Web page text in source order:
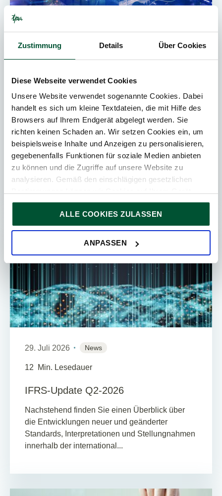
Zustimmung Details Über Cookies
Diese Webseite verwendet Cookies
Unsere Website verwendet sogenannte Cookies. Dabei
handelt es sich um kleine Textdateien, die mit Hilfe des
Browsers auf Ihrem Endgerät abgelegt werden. Sie
richten keinen Schaden an. Wir setzen Cookies ein, um
beispielsweise Inhalte und Anzeigen zu personalisieren,
gegebenenfalls Funktionen für soziale Medien anbieten
zu können und die Zugriffe auf unsere Website zu
analysieren. Gemäß den einschlägigen gesetzlichen
speichern, wenn diese für den Betrieb unserer Website
unbedingt notwendig sind. Für alle anderen Cookie-Typen
ersuchen wir um Ihre Einwilligung.
Sie können Ihre Einwilligung jederzeit in der
ALLE COOKIES ZULASSEN
ANPASSEN
30. Juli 2026 News
EUGH „Nova Iberomoldes“ – BMF klärt
Grunderwerbsteuer bei
Umstrukturierungen
Mit Urteil vom 4. Juni 2026 (Rs C 837/24 – Nova
Iberomoldes) hat der EuGH zur
Grunderwerbsteuer bei einer
Sachgründung[NI1.1] Stellung genommen, bei
der das ...
IFRS ADVISORY
29. Juli 2026 News
12 Min. Lesedauer
IFRS-Update Q2-2026
Nachstehend finden Sie einen Überblick über
die Entwicklungen neuer und geänderter
Standards, Interpretationen und Stellungnahmen
innerhalb der international...